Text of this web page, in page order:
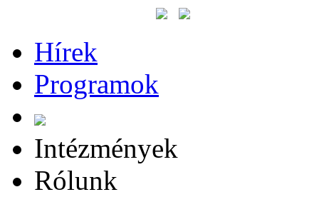
Hírek
Programok
Intézmények
Rólunk